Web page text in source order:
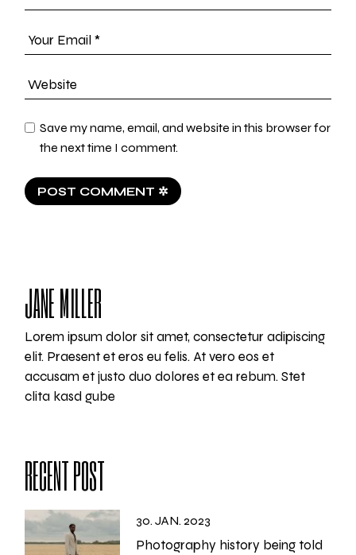
Save my name, email, and website in this browser for
the next time I comment.
POST COMMENT ✲
JANE MILLER
Lorem ipsum dolor sit amet, consectetur adipiscing
elit. Praesent et eros eu felis. At vero eos et
accusam et justo duo dolores et ea rebum. Stet
clita kasd gube
RECENT POST
30. JAN. 2023
Photography history being told